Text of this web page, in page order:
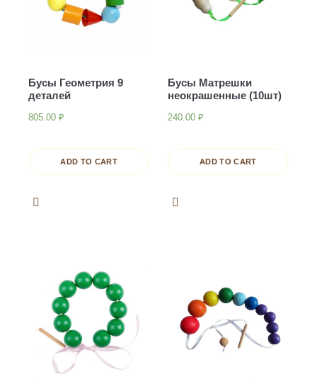
Бусы Геометрия 9
деталей
805.00 ₽
ADD TO CART
Бусы Матрешки
неокрашенные (10шт)
240.00 ₽
ADD TO CART